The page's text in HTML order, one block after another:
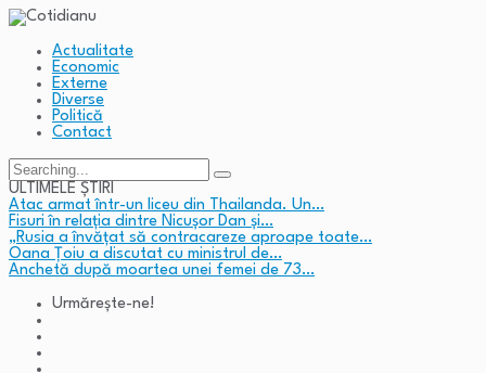
Actualitate
Economic
Externe
Diverse
Politică
Contact
Search
for:
ULTIMELE ȘTIRI
Atac armat într-un liceu din Thailanda. Un…
Fisuri în relația dintre Nicușor Dan și…
„Rusia a învățat să contracareze aproape toate…
Oana Țoiu a discutat cu ministrul de…
Anchetă după moartea unei femei de 73…
Urmărește-ne!